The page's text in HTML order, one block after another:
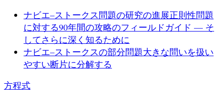
ナビエ–ストークス問題の研究の進展正則性問題
に対する90年間の攻略のフィールドガイド — そ
してさらに深く知るために
ナビエ–ストークスの部分問題大きな問いを扱い
やすい断片に分解する
方程式